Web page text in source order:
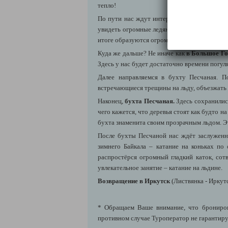
тепло!
По пути нас ждут интересные и
увидеть огромные ледяные торосы. При
итоге образуются огромные глыбы льда,
Куда же дальше? Не иначе какв Большое
Здесь у нас будет достаточно времени
Далее направляемся в бухту Песчаная.
встречающиеся трещины на льду,
Наконец,бухта Песчаная.Здесь
чего кажется, что деревья стоят как будто
бухта знаменита своим прозрачным льдом.
После бухты Песчаной нас ждёт
зимнего Байкала – катание на коньках
распростёрся огромный гладкий каток,
увлекательное занятие – катание на льдине.
Возвращение в Иркутск(Листвянка -
* Обращаем Ваше внимание, что
противном случае Туроператор не